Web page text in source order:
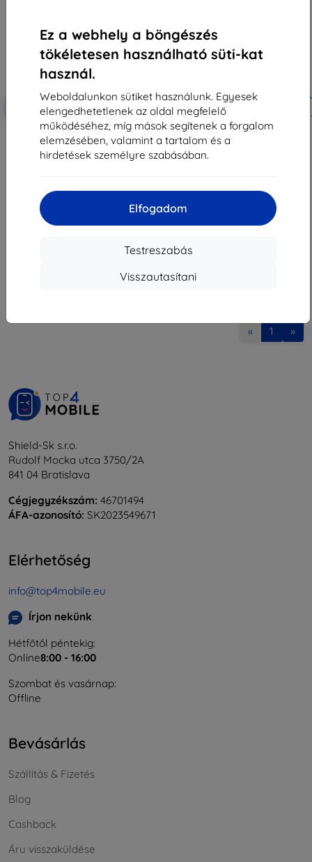
Ez a webhely a böngészés
tökéletesen használható süti-kat
használ.
Weboldalunkon sütiket használunk. Egyesek
elengedhetetlenek az oldal megfelelő
működéséhez, míg mások segítenek a forgalom
elemzésében, valamint a tartalom és a
hirdetések személyre szabásában.
Elfogadom
Testreszabás
Visszautasítani
Kedvezmény
kuponnal
EXTRA10
3MK Lens Protect Huawei P60
kamera lencsevédő 4 db
(5903108522243)
Raktáron > 5 darab
-10%
Kedvezmény
kuponnal
3MK Folia ARC+ Huawei P60 teljes
képernyős fólia (5903108522229)
Utolsó darab raktáron
« 1 »
Shield-Sk s.r.o.
Rudolf Mocka utca 3750/2A
841 04 Bratislava
Cégjegyzékszám: 46701494
ÁFA-azonosító: SK2023549671
Elérhetőség
info@top4mobile.eu
Írjon nekünk
Hétfőtől péntekig:
Online8:00 - 16:00
Szombat és vasárnap:
Offline
Bevásárlás
Szállítás & Fizetés
Blog
Cashback
Áru visszaküldése